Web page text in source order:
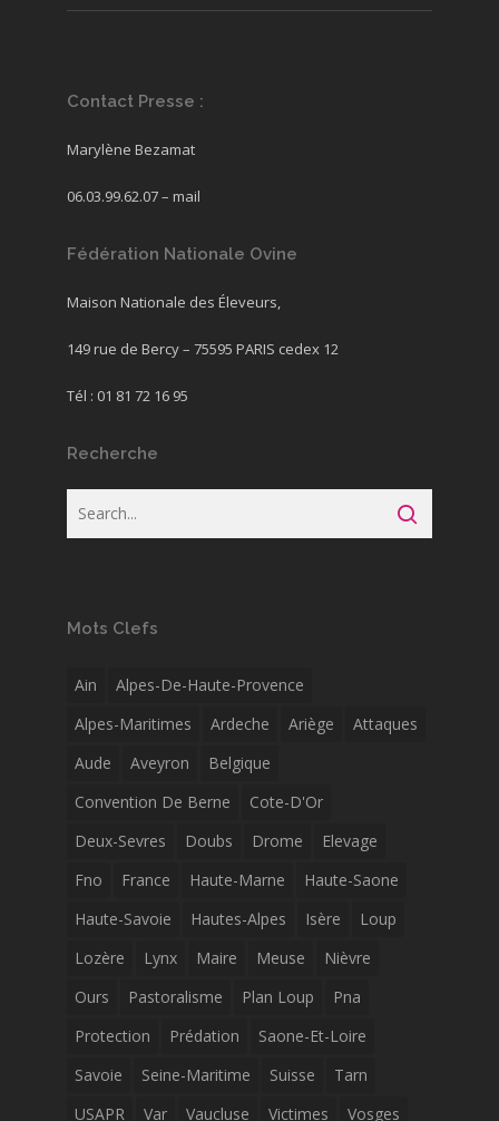
Contact Presse :
Marylène Bezamat
06.03.99.62.07 – mail
Fédération Nationale Ovine
Maison Nationale des Éleveurs,
149 rue de Bercy – 75595 PARIS cedex 12
Tél : 01 81 72 16 95
Recherche
Mots Clefs
Ain
Alpes-De-Haute-Provence
Alpes-Maritimes
Ardeche Ariège
Attaques
Aude
Aveyron
Belgique
Convention De Berne
Cote-D'Or
Deux-Sevres
Doubs Drome
Elevage
Fno
France Haute-Marne
Haute-Saone
Haute-Savoie
Hautes-Alpes Isère
Loup
Lozère
Lynx Maire Meuse
Nièvre
Ours
Pastoralisme Plan Loup
Pna
Protection
Prédation
Saone-Et-Loire
Savoie
Seine-Maritime Suisse
Tarn
USAPR
Var Vaucluse Victimes Vosges